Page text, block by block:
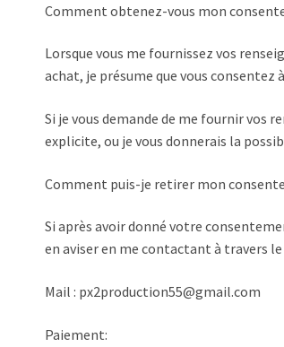
Comment obtenez-vous mon
Lorsque vous me fournissez vos
achat, je présume que vous
Si je vous demande de me fournir vos
explicite, ou je vous donnerais la
Comment puis-je retirer mon
Si après avoir donné votre
en aviser en me contactant à travers
Mail : px2production55@gmail.com
Paiement: